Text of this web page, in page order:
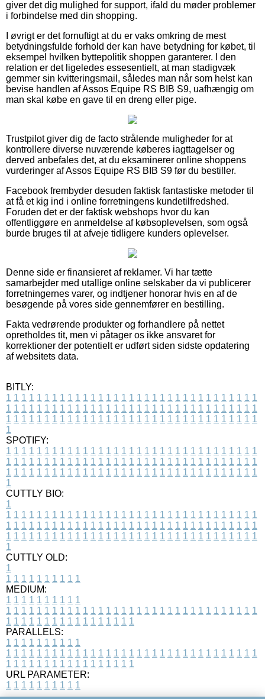
giver det dig mulighed for support, ifald du møder problemer
i forbindelse med din shopping.
I øvrigt er det fornuftigt at du er vaks omkring de mest
betydningsfulde forhold der kan have betydning for købet, til
eksempel hvilken byttepolitik shoppen garanterer. I den
relation er det ligeledes essesentielt, at man stadigvæk
gemmer sin kvitteringsmail, således man når som helst kan
bevise handlen af Assos Equipe RS BIB S9, uafhængig om
man skal købe en gave til en dreng eller pige.
Trustpilot giver dig de facto strålende muligheder for at
kontrollere diverse nuværende køberes iagttagelser og
derved anbefales det, at du eksaminerer online shoppens
vurderinger af Assos Equipe RS BIB S9 før du bestiller.
Facebook frembyder desuden faktisk fantastiske metoder til
at få et kig ind i online forretningens kundetilfredshed.
Foruden det er der faktisk webshops hvor du kan
offentliggøre en anmeldelse af købsoplevelsen, som også
burde bruges til at afveje tidligere kunders oplevelser.
Denne side er finansieret af reklamer. Vi har tætte
samarbejder med utallige online selskaber da vi publicerer
forretningernes varer, og indtjener honorar hvis en af de
besøgende på vores side gennemfører en bestilling.
Fakta vedrørende produkter og forhandlere på nettet
opretholdes tit, men vi påtager os ikke ansvaret for
korrektioner der potentielt er udført siden sidste opdatering
af websitets data.
BITLY:
1 1 1 1 1 1 1 1 1 1 1 1 1 1 1 1 1 1 1 1 1 1 1 1 1 1 1 1 1 1 1 1 1
1 1 1 1 1 1 1 1 1 1 1 1 1 1 1 1 1 1 1 1 1 1 1 1 1 1 1 1 1 1 1 1 1
1 1 1 1 1 1 1 1 1 1 1 1 1 1 1 1 1 1 1 1 1 1 1 1 1 1 1 1 1 1 1 1 1
1
SPOTIFY:
1 1 1 1 1 1 1 1 1 1 1 1 1 1 1 1 1 1 1 1 1 1 1 1 1 1 1 1 1 1 1 1 1
1 1 1 1 1 1 1 1 1 1 1 1 1 1 1 1 1 1 1 1 1 1 1 1 1 1 1 1 1 1 1 1 1
1 1 1 1 1 1 1 1 1 1 1 1 1 1 1 1 1 1 1 1 1 1 1 1 1 1 1 1 1 1 1 1 1
1
CUTTLY BIO:
1
1 1 1 1 1 1 1 1 1 1 1 1 1 1 1 1 1 1 1 1 1 1 1 1 1 1 1 1 1 1 1 1 1
1 1 1 1 1 1 1 1 1 1 1 1 1 1 1 1 1 1 1 1 1 1 1 1 1 1 1 1 1 1 1 1 1
1 1 1 1 1 1 1 1 1 1 1 1 1 1 1 1 1 1 1 1 1 1 1 1 1 1 1 1 1 1 1 1 1
1
CUTTLY OLD:
1
1 1 1 1 1 1 1 1 1 1
MEDIUM:
1 1 1 1 1 1 1 1 1 1
1 1 1 1 1 1 1 1 1 1 1 1 1 1 1 1 1 1 1 1 1 1 1 1 1 1 1 1 1 1 1 1 1
1 1 1 1 1 1 1 1 1 1 1 1 1 1 1 1 1
PARALLELS:
1 1 1 1 1 1 1 1 1 1
1 1 1 1 1 1 1 1 1 1 1 1 1 1 1 1 1 1 1 1 1 1 1 1 1 1 1 1 1 1 1 1 1
1 1 1 1 1 1 1 1 1 1 1 1 1 1 1 1 1
URL PARAMETER:
1 1 1 1 1 1 1 1 1 1